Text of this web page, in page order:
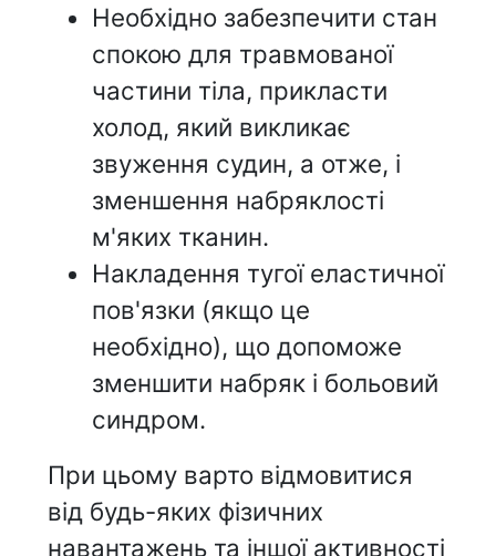
Необхідно забезпечити стан
спокою для травмованої
частини тіла, прикласти
холод, який викликає
звуження судин, а отже, і
зменшення набряклості
м'яких тканин.
Накладення тугої еластичної
пов'язки (якщо це
необхідно), що допоможе
зменшити набряк і больовий
синдром.
При цьому варто відмовитися
від будь-яких фізичних
навантажень та іншої активності